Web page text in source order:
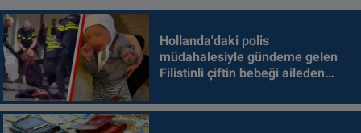
Hollanda'daki polis
müdahalesiyle gündeme gelen
Filistinli çiftin bebeği aileden